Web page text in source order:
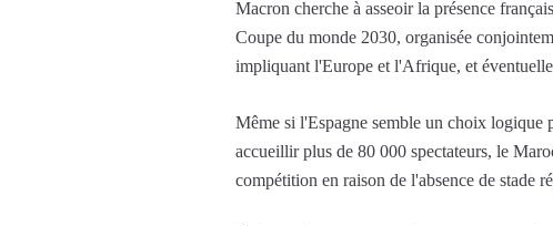
Macron cherche à asseoir la présence
Coupe du monde 2030, organisée
impliquant l'Europe et l'Afrique, et
Même si l'Espagne semble un choix logique
accueillir plus de 80 000 spectateurs, le
compétition en raison de l'absence de stade